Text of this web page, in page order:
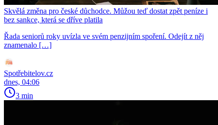
Skvělá změna pro české důchodce. Můžou teď dostat zpět peníze i
bez sankce, která se dříve platila
Řada seniorů roky uvízla ve svém penzijním spoření. Odejít z něj
znamenalo […]
Spotřebitelov.cz
dnes, 04:06
3 min